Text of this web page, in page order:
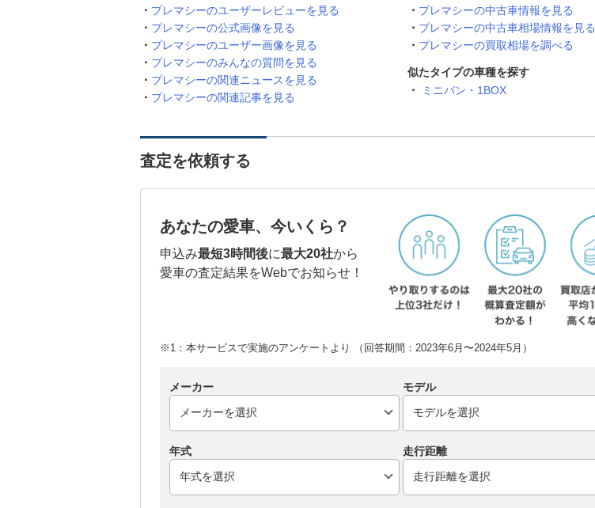
プレマシーのユーザーレビューを見る
プレマシーの公式画像を見る
プレマシーのユーザー画像を見る
プレマシーのみんなの質問を見る
プレマシーの関連ニュースを見る
プレマシーの関連記事を見る
プレマシーの中古車情報を見る
プレマシーの中古車相場情報を見る
プレマシーの買取相場を調べる
似たタイプの車種を探す
ミニバン・1BOX
査定を依頼する
あなたの愛車、今いくら？
申込み最短3時間後に最大20社から
愛車の査定結果をWebでお知らせ！
※1：本サービスで実施のアンケートより （回答期間：2023年6月〜2024年5月）
メーカー モデル
年式 走行距離